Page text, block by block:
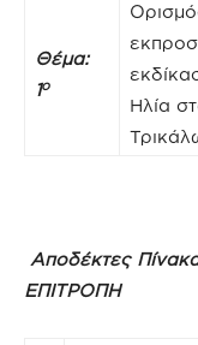
Θέμα:
1ο
Ηλία
Αποδέκτες
ΕΠΙΤΡΟΠΗ